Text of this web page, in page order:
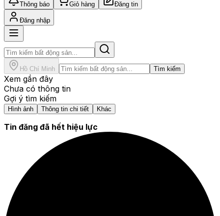
Thông báo Giỏ hàng Đăng tin
Đăng nhập
Hồ Chí Minh Tìm kiếm
Xem gần đây
Chưa có thông tin
Gợi ý tìm kiếm
Hình ảnh Thông tin chi tiết Khác
Tin đăng đã hết hiệu lực